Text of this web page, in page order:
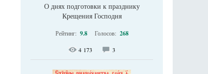
О днях подготовки к празднику
Крещения Господня
Рейтинг: 9.8 Голосов: 268
4 173 3